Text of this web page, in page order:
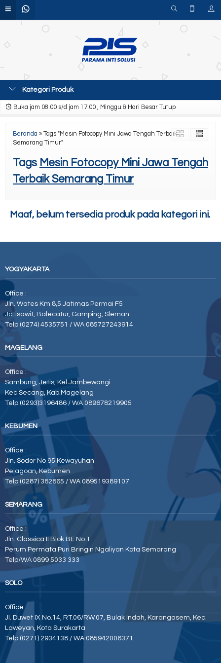
Kategori Produk
Buka jam 08.00 s/d jam 17.00 , Minggu & Hari Besar Tutup
Beranda » Tags "Mesin Fotocopy Mini Jawa Tengah Terbaik
Semarang Timur"
Tags Mesin Fotocopy Mini Jawa Tengah
Terbaik Semarang Timur
Maaf, belum tersedia produk pada kategori ini.
YOGYAKARTA
Office :
Jln. Wates Km 8,5 Jatimas Permai F5
Jatisawit, Balecatur, Gamping, Sleman
Telp (0274) 4535751 / WA 085727243914
MAGELANG
Office :
Sambung, Jetis, Kel.Jambewangi
Kec.Secang, Kab.Magelang
Telp (0293)3196486 / WA 089678219905
KEBUMEN
Office :
Jln. Sodor No 95 Kewayuhan
Pejagoan, Kebumen
Telp (0287) 382865 / WA 089519389107
SEMARANG
Office :
Jln. Classica II Blok BE No.1
Perum Permata Puri Bringin Ngaliyan Kota Semarang
Telp/WA 0899 5033 333
SOLO
Office :
Jl. Duwet IX No.14, RT.06/RW.07, Bulak Indah, Karangasem, Kec.
Laweyan, Kota Surakarta
Telp (0271) 2934138 / WA 085942006371